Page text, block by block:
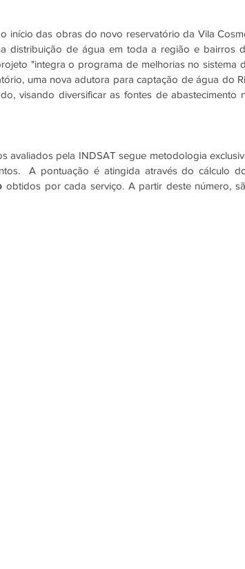
início das obras do novo reservatório da Vila
distribuição de água em toda a região e bairros
"integra o programa de melhorias no sistema
uma nova adutora para captação de água do
visando diversificar as fontes de abastecimento
avaliados pela INDSAT segue metodologia
A pontuação é atingida através do cálculo
obtidos por cada serviço. A partir deste número,